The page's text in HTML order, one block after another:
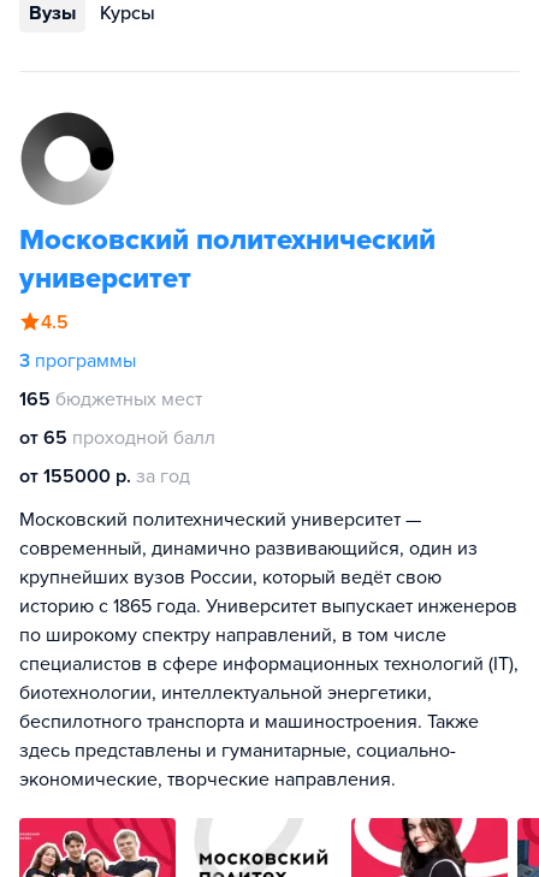
Вузы Курсы
Московский политехнический
университет
4.5
3 программы
165 бюджетных мест
от 65 проходной балл
от 155000 р. за год
Московский политехнический университет —
современный, динамично развивающийся, один из
крупнейших вузов России, который ведёт свою
историю с 1865 года. Университет выпускает инженеров
по широкому спектру направлений, в том числе
специалистов в сфере информационных технологий (IT),
биотехнологии, интеллектуальной энергетики,
беспилотного транспорта и машиностроения. Также
здесь представлены и гуманитарные, социально-
экономические, творческие направления.